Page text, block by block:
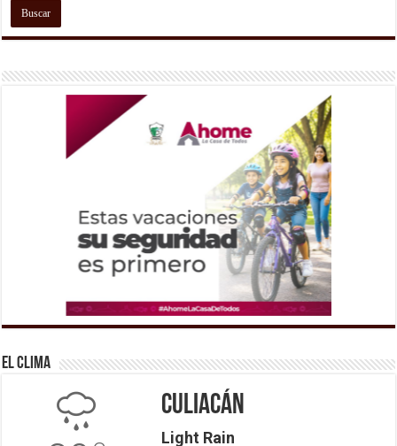
El Clima
Culiacán
Light Rain